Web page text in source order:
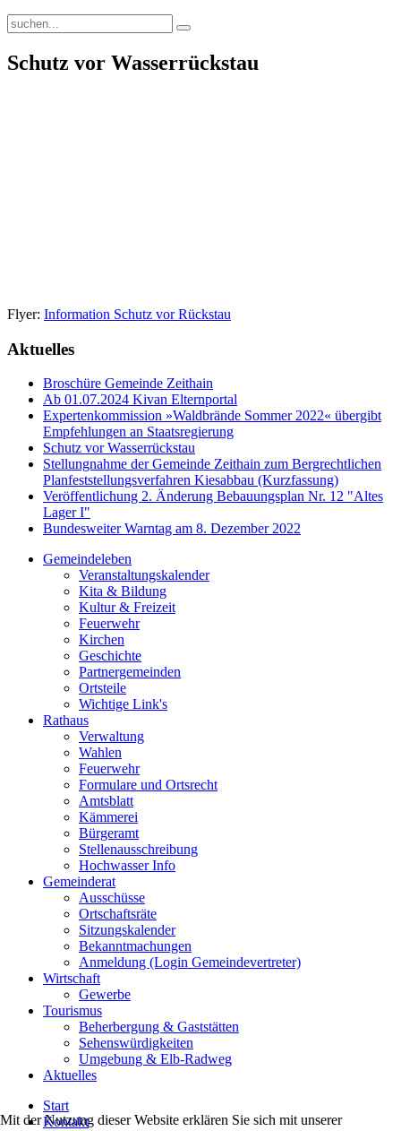
Schutz vor Wasserrückstau
Flyer: Information Schutz vor Rückstau
Aktuelles
Broschüre Gemeinde Zeithain
Ab 01.07.2024 Kivan Elternportal
Expertenkommission »Waldbrände Sommer 2022« übergibt
Empfehlungen an Staatsregierung
Schutz vor Wasserrückstau
Stellungnahme der Gemeinde Zeithain zum Bergrechtlichen
Planfeststellungsverfahren Kiesabbau (Kurzfassung)
Veröffentlichung 2. Änderung Bebauungsplan Nr. 12 "Altes
Lager I"
Bundesweiter Warntag am 8. Dezember 2022
Gemeindeleben
Veranstaltungskalender
Kita & Bildung
Kultur & Freizeit
Feuerwehr
Kirchen
Geschichte
Partnergemeinden
Ortsteile
Wichtige Link's
Rathaus
Verwaltung
Wahlen
Feuerwehr
Formulare und Ortsrecht
Amtsblatt
Kämmerei
Bürgeramt
Stellenausschreibung
Hochwasser Info
Gemeinderat
Ausschüsse
Ortschaftsräte
Sitzungskalender
Bekanntmachungen
Anmeldung (Login Gemeindevertreter)
Wirtschaft
Gewerbe
Tourismus
Beherbergung & Gaststätten
Sehenswürdigkeiten
Umgebung & Elb-Radweg
Aktuelles
Start
Kontakt
Mit der Nutzung dieser Website erklären Sie sich mit unserer